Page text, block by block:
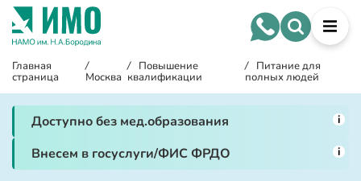
Главная
страница
/
Москва
/ Повышение
квалификации
/ Питание для
полных людей
Доступно без мед.образования i
Внесем в госуслуги/ФИС ФРДО i